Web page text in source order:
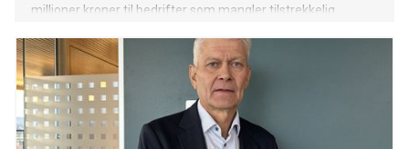
millioner kroner til bedrifter som mangler tilstrekkelig